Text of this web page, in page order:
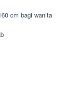
cm bagi wanita